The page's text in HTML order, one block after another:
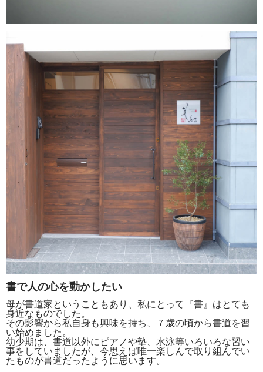
書で人の心を動かしたい
母が書道家ということもあり、私にとって『書』はとても
身近なものでした。
その影響から私自身も興味を持ち、７歳の頃から書道を習
い始めました。
幼少期は、書道以外にピアノや塾、水泳等いろいろな習い
事をしていましたが、今思えば唯一楽しんで取り組んでい
たものが書道だったように思います。